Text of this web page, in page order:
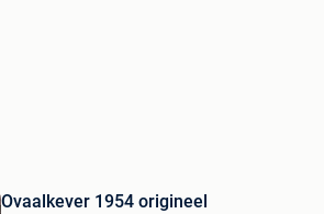
Ovaalkever 1954 origineel